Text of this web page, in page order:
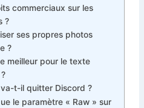
commerciaux sur les
?
ses propres photos
?
meilleur pour le texte
t-il quitter Discord ?
le paramètre « Raw » sur